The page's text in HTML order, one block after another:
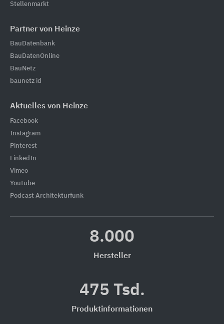
Stellenmarkt
Partner von Heinze
BauDatenbank
BauDatenOnline
BauNetz
baunetz id
Aktuelles von Heinze
Facebook
Instagram
Pinterest
LinkedIn
Vimeo
Youtube
Podcast Architekturfunk
8.000
Hersteller
475 Tsd.
Produktinformationen